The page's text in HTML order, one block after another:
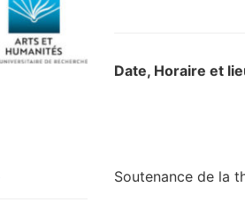
Date, Horaire et
Soutenance de la